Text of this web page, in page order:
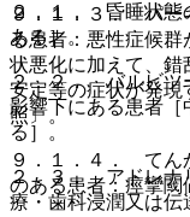
９．１．３． パー
る患者：悪性症候
状悪化に加えて、錯
安定等の症状が発現
照〕。
９．１．４． てん
のある患者：痙攣閾
２．１． 昏睡状態
ある］。
２．２． バルビツ
影響下にある患者［
る］。
２．３． アドレナ
療・歯科浸潤又は伝